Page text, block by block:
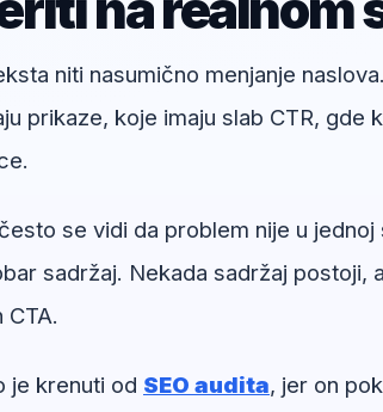
niti nasumično menjanje
prikaze, koje imaju slab CTR, gde
se vidi da problem nije u
sadržaj. Nekada sadržaj postoji,
CTA.
je krenuti od SEO audita, jer on